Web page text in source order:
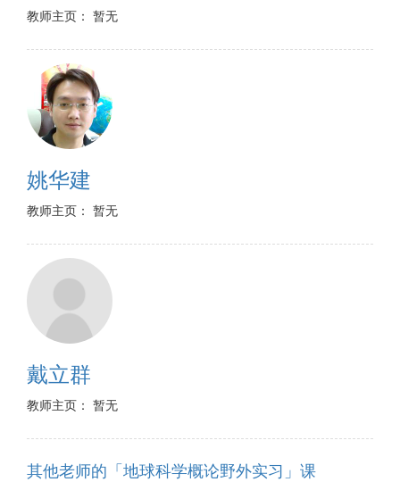
教师主页： 暂无
姚华建
教师主页： 暂无
戴立群
教师主页： 暂无
其他老师的「地球科学概论野外实习」课